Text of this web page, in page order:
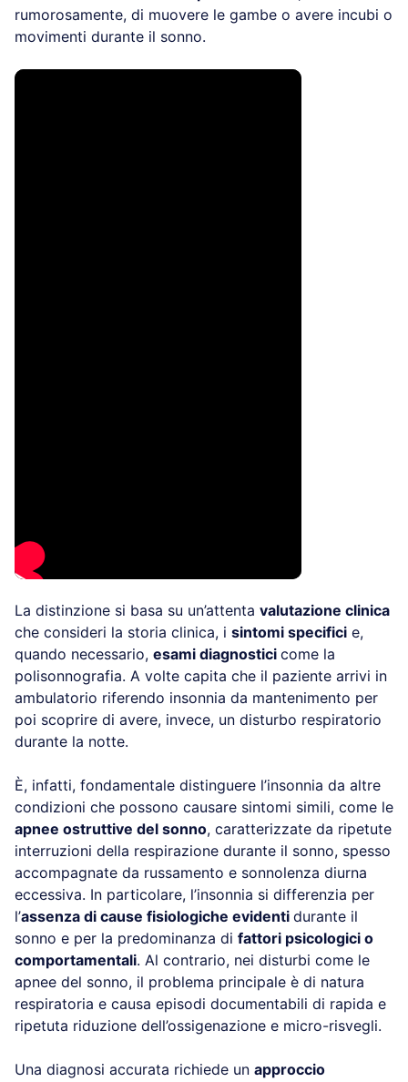
esempio, non si rende conto di andare in apnea
notturna , di russare
rumorosamente, di muovere le
La distinzione si basa su un’attenta
valutazione
clinica
che consideri la storia clinica, i
sintomi
specifici
e, quando necessario,
esami diagnostici
come la polisonnografia. A volte capita che il
paziente arrivi in ambulatorio riferendo insonnia da
mantenimento per poi scoprire di avere, invece, un
È, infatti, fondamentale distinguere l’insonnia da
altre condizioni che possono causare sintomi simili,
come le
apnee ostruttive del sonno , caratterizzate
da ripetute interruzioni della respirazione durante il
sonno, spesso accompagnate da russamento e
sonnolenza diurna eccessiva. In particolare,
l’insonnia si differenzia per l’
assenza di cause
fisiologiche evidenti
durante il sonno e per la
predominanza di
fattori psicologici o
comportamentali
. Al contrario, nei disturbi come le
apnee del sonno, il problema principale è di natura
respiratoria e causa episodi documentabili di rapida
e ripetuta riduzione dell’ossigenazione e micro-